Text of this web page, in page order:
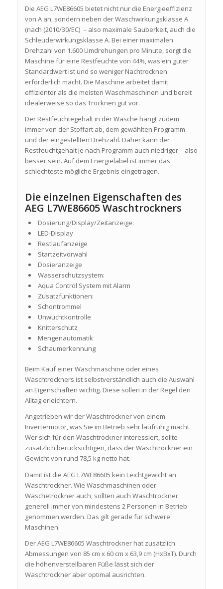
Die AEG L7WE86605 bietet nicht nur die Energieeffizienz
von A an, sondern neben der Waschwirkungsklasse A
(nach (2010/30/EC) – also maximale Sauberkeit, auch die
Schleuderwirkungsklasse A. Bei einer maximalen
Drehzahl von 1.600 Umdrehungen pro Minute, sorgt die
Maschine für eine Restfeuchte von 44%, was ein guter
Standardwert ist und so weniger Nachtrocknen
erforderlich macht. Die Maschine arbeitet damit
effizienter als die meisten Waschmaschinen und bereit
idealerweise so das Trocknen gut vor.
Der Restfeuchtegehalt in der Wäsche hängt zudem
immer von der Stoffart ab, dem gewählten Programm
und der eingestellten Drehzahl. Daher kann der
Restfeuchtgehalt je nach Programm auch niedriger – also
besser sein. Auf dem Energielabel ist immer das
schlechteste mögliche Ergebnis eingetragen.
Die einzelnen Eigenschaften des
AEG L7WE86605 Waschtrockners
Dosierung/Display/Zeitanzeige:
LED-Display
Restlaufanzeige
Startzeitvorwahl
Dosieranzeige
Wasserschutzsystem:
Aqua Control System mit Alarm
Zusatzfunktionen:
Schontrommel
Unwuchtkontrolle
Knitterschutz
Mengenautomatik
Schaumerkennung
Beim Kauf einer Waschmaschine oder eines
Waschtrockners ist selbstverständlich auch die Auswahl
an Eigenschaften wichtig. Diese sollen in der Regel den
Alltag erleichtern.
Angetrieben wir der Waschtrockner von einem
Invertermotor, was Sie im Betrieb sehr laufruhig macht.
Wer sich für den Waschtrockner interessiert, sollte
zusätzlich berücksichtigen, dass der Waschtrockner ein
Gewicht von rund 78,5 kg netto hat.
Damit ist die AEG L7WE86605 kein Leichtgewicht an
Waschtrockner. Wie Waschmaschinen oder
Wäschetrockner auch, sollten auch Waschtrockner
generell immer von mindestens 2 Personen in Betrieb
genommen werden. Das gilt gerade für schwere
Maschinen.
Der AEG L7WE86605 Waschtrockner hat zusätzlich
Abmessungen von 85 cm x 60 cm x 63,9 cm (HxBxT). Durch
die höhenverstellbaren Füße lässt sich der
Waschtrockner aber optimal ausrichten.